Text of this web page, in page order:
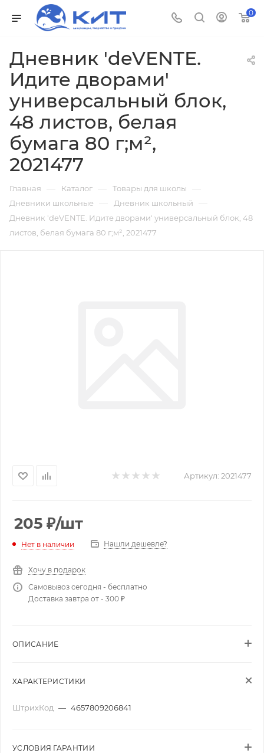
0
Дневник 'deVENTE.
Идите дворами'
универсальный блок,
48 листов, белая
бумага 80 г;м²,
2021477
Главная — Каталог — Товары для школы —
Дневники школьные — Дневник школьный —
Дневник 'deVENTE. Идите дворами' универсальный блок, 48
листов, белая бумага 80 г;м², 2021477
Артикул: 2021477
205 ₽/шт
Нет в наличии Нашли дешевле?
Хочу в подарок
Самовывоз сегодня - бесплатно
Доставка завтра от - 300 ₽
ОПИСАНИЕ
ХАРАКТЕРИСТИКИ
ШтрихКод — 4657809206841
УСЛОВИЯ ГАРАНТИИ